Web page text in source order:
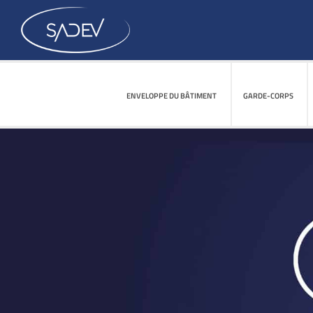
ENVELOPPE DU BÂTIMENT GARDE-CORPS
ENVELOPPE DU BÂTIMENT GARDE-CORPS